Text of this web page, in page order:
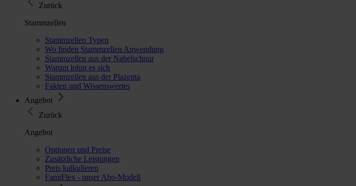
Zurück
Stammzellen
Stammzellen Typen
Wo finden Stammzellen Anwendung
Stammzellen aus der Nabelschnur
Warum lohnt es sich
Stammzellen aus der Plazenta
Fakten und Wissenswertes
Angebot
Zurück
Angebot
Optionen und Preise
Zusätzliche Leistungen
Preis kalkulieren
FamiFlex - unser Abo-Modell